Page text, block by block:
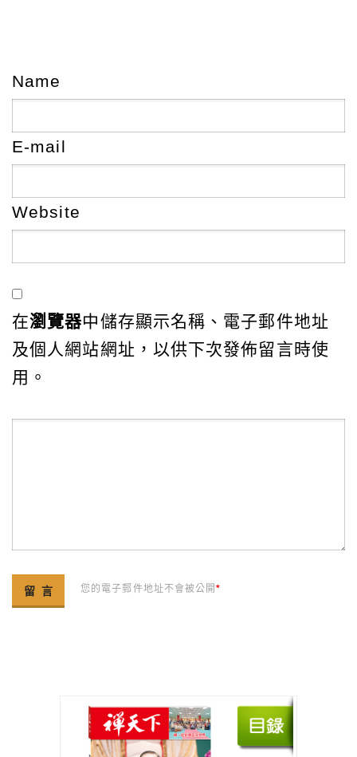
Name
E-mail
Website
在瀏覽器中儲存顯示名稱、電子郵件地址
及個人網站網址，以供下次發佈留言時使
用。
您的電子郵件地址不會被公開*